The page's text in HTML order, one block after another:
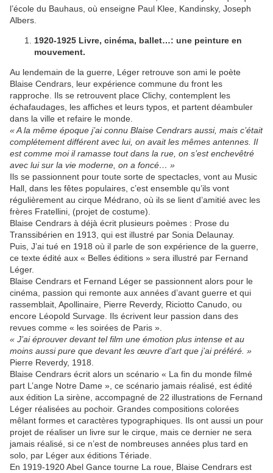
l’école du Bauhaus, où enseigne Paul Klee, Kandinsky, Joseph
Albers.
1920-1925 Livre, cinéma, ballet…: une peinture en
mouvement.
Au lendemain de la guerre, Léger retrouve son ami le poète
Blaise Cendrars, leur expérience commune du front les
rapproche. Ils se retrouvent place Clichy, contemplent les
échafaudages, les affiches et leurs typos, et partent déambuler
dans la ville et refaire le monde.
« A la même époque j’ai connu Blaise Cendrars aussi, mais c’était
complétement différent avec lui, on avait les mêmes antennes. Il
est comme moi il ramasse tout dans la rue, on s’est enchevêtré
avec lui sur la vie moderne, on a foncé… »
Ils se passionnent pour toute sorte de spectacles, vont au Music
Hall, dans les fêtes populaires, c’est ensemble qu’ils vont
régulièrement au cirque Médrano, où ils se lient d’amitié avec les
frères Fratellini, (projet de costume).
Blaise Cendrars à déjà écrit plusieurs poèmes : Prose du
Transsibérien en 1913, qui est illustré par Sonia Delaunay.
Puis, J’ai tué en 1918 où il parle de son expérience de la guerre,
ce texte édité aux « Belles éditions » sera illustré par Fernand
Léger.
Blaise Cendrars et Fernand Léger se passionnent alors pour le
cinéma, passion qui remonte aux années d’avant guerre et qui
rassemblait, Apollinaire, Pierre Reverdy, Riciotto Canudo, ou
encore Léopold Survage. Ils écrivent leur passion dans des
revues comme « les soirées de Paris ».
« J’ai éprouver devant tel film une émotion plus intense et au
moins aussi pure que devant les œuvre d’art que j’ai préféré. »
Pierre Reverdy, 1918.
Blaise Cendrars écrit alors un scénario « La fin du monde filmé
part L’ange Notre Dame », ce scénario jamais réalisé, est édité
aux édition La sirène, accompagné de 22 illustrations de Fernand
Léger réalisées au pochoir. Grandes compositions colorées
mêlant formes et caractères typographiques. Ils ont aussi un pour
projet de réaliser un livre sur le cirque, mais ce dernier ne sera
jamais réalisé, si ce n’est de nombreuses années plus tard en
solo, par Léger aux éditions Tériade.
En 1919-1920 Abel Gance tourne La roue, Blaise Cendrars est